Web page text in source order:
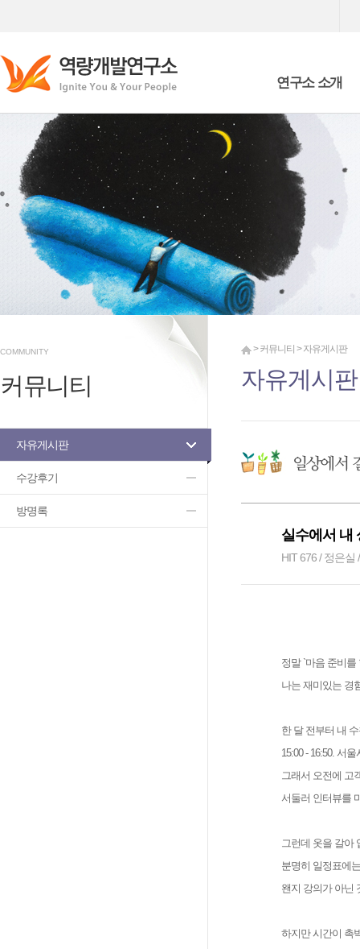
연구소 소개
Who we are
What we are doing
COMMUNITY
커뮤니티
자유게시판
수강후기
방명록
> 커뮤니티 > 자유게시판
자유게시판
실수에서 내
HIT 676 / 정은실
정말 `마음 준비
나는 재미있는 경
한 달 전부터 내
15:00 - 16:50. 서
그래서 오전에 고
서둘러 인터뷰를
그런데 옷을 갈아
분명히 일정표에
왠지 강의가 아닌
하지만 시간이 촉